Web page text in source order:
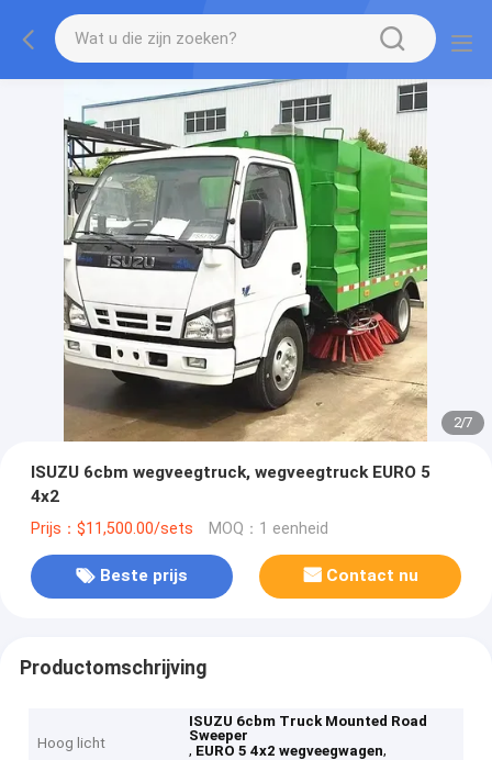
2/7
ISUZU 6cbm wegveegtruck, wegveegtruck EURO 5
4x2
Prijs：$11,500.00/sets MOQ：1 eenheid
Beste prijs Contact nu
Productomschrijving
Hoog licht
ISUZU 6cbm Truck Mounted Road
Sweeper
, EURO 5 4x2 wegveegwagen,